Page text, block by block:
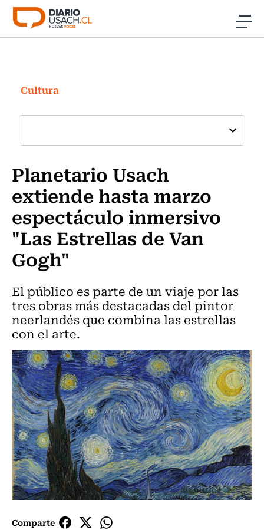
Click acá para ir directamente al contenido
Investigación
Cultura
Programas Radio y TV Usach
Cultura
Planetario Usach
extiende hasta marzo
espectáculo inmersivo
"Las Estrellas de Van
Gogh"
El público es parte de un viaje por las
tres obras más destacadas del pintor
neerlandés que combina las estrellas
con el arte.
Comparte